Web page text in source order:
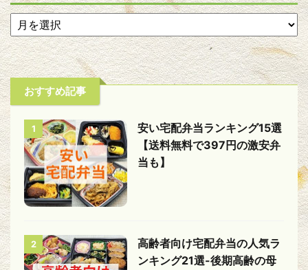
おすすめ記事
1
安い宅配弁当ランキング15選
【送料無料で397円の激安弁
当も】
2
高齢者向け宅配弁当の人気ラ
ンキング21選-後期高齢の母